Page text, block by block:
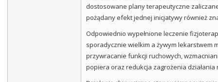
dostosowane plany terapeutyczne
pożądany efekt jednej inicjatywy również
Odpowiednio wypełnione leczenie
sporadycznie wielkim a żywym lekarstwem
przywracanie funkcji ruchowych,
popiera oraz redukcja zagrożenia